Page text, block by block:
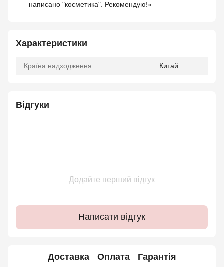
написано "косметика". Рекомендую!»
Характеристики
Країна надходження Китай
Відгуки
Додайте перший відгук
Написати відгук
Доставка Оплата Гарантія